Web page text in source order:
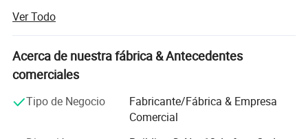
Con el desarrollo de la última tecnología LED y el auge de
las demandas LED. Allway Lighting fue fundada en 2006,
que proporciona las soluciones de iluminación más
profesionales para edificios comerciales y residenciales.
clientes de forma oportuna y esforzarse por reforzar aún
más nuestras capacidades de Marca. Tenemos nuestro
Ver Todo
Acerca de nuestra fábrica & Antecedentes
comerciales
Tipo de Negocio
Fabricante/Fábrica & Empresa
Comercial